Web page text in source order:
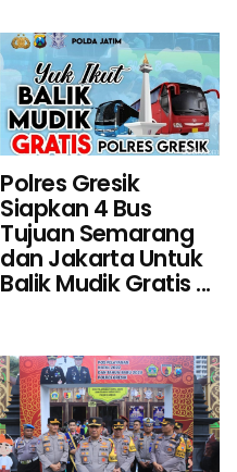
Polres Gresik
Siapkan 4 Bus
Tujuan Semarang
dan Jakarta Untuk
Balik Mudik Gratis ...